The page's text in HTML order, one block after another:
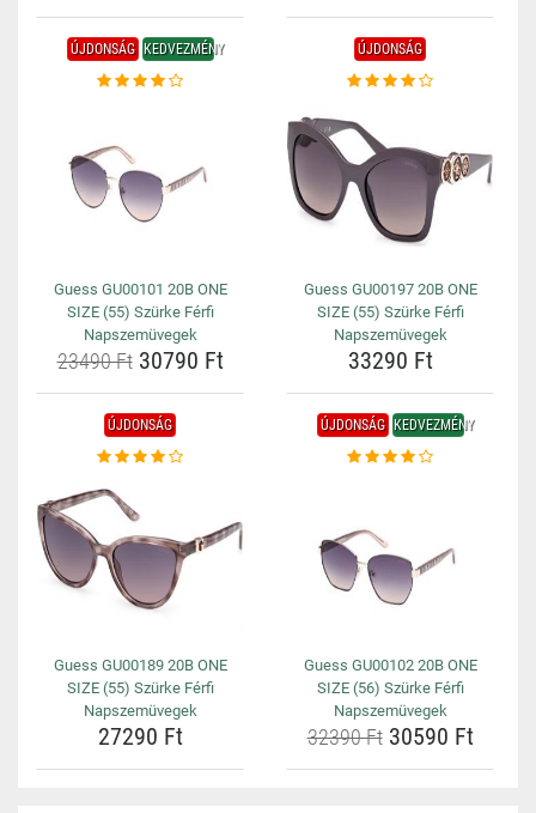
ÚJDONSÁG KEDVEZMÉNY
Guess GU00101 20B ONE
SIZE (55) Szürke Férfi
Napszemüvegek
23490 Ft30790 Ft
ÚJDONSÁG
Guess GU00197 20B ONE
SIZE (55) Szürke Férfi
Napszemüvegek
33290 Ft
ÚJDONSÁG
Guess GU00189 20B ONE
SIZE (55) Szürke Férfi
Napszemüvegek
27290 Ft
ÚJDONSÁG KEDVEZMÉNY
Guess GU00102 20B ONE
SIZE (56) Szürke Férfi
Napszemüvegek
32390 Ft30590 Ft